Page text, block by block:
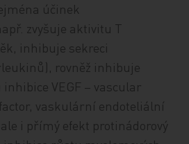
účinek
zvyšuje aktivitu T
inhibuje sekreci
rovněž inhibuje
VEGF – vascular
vaskulární endoteliální
i přímý efekt protinádorový